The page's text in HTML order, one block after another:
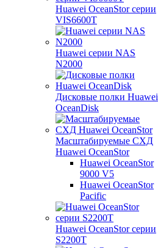
Huawei OceanStor серии
VIS6600T
Huawei серии NAS
N2000
Дисковые полки Huawei
OceanDisk
Масштабируемые СХД
Huawei OceanStor
Huawei OceanStor
9000 V5
Huawei OceanStor
Pacific
Huawei OceanStor серии
S2200T